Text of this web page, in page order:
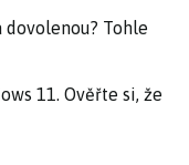
Tohle
11. Ověřte si, že